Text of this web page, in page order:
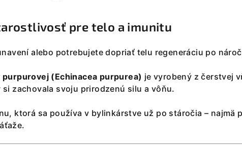
pre telo a imunitu
alebo potrebujete dopriať telu regeneráciu po
purpurovej (Echinacea purpurea) je vyrobený z čerstvej
si zachovala svoju prirodzenú silu a vôňu.
ktorá sa používa v bylinkárstve už po stáročia – najmä